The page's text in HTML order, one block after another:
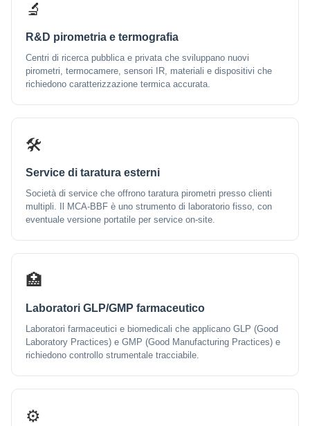
🔬
R&D pirometria e termografia
Centri di ricerca pubblica e privata che sviluppano nuovi
pirometri, termocamere, sensori IR, materiali e dispositivi che
richiedono caratterizzazione termica accurata.
🛠️
Service di taratura esterni
Società di service che offrono taratura pirometri presso clienti
multipli. Il MCA-BBF è uno strumento di laboratorio fisso, con
eventuale versione portatile per service on-site.
🏥
Laboratori GLP/GMP farmaceutico
Laboratori farmaceutici e biomedicali che applicano GLP (Good
Laboratory Practices) e GMP (Good Manufacturing Practices) e
richiedono controllo strumentale tracciabile.
⚙️